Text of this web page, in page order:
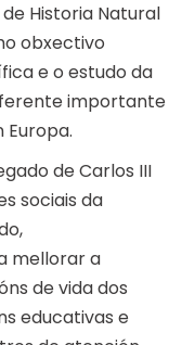
Historia Natural
obxectivo
e o estudo da
importante
de Carlos III
sociais da
mellorar a
de vida dos
educativas e